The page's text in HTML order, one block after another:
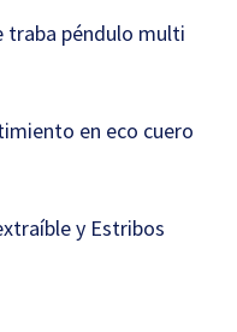
traba péndulo multi
en eco cuero
y Estribos